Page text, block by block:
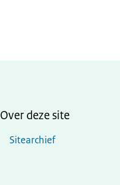
Over deze site
Sitearchief